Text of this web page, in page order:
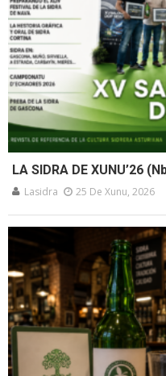
LA SIDRA DE XUNU’26
Lasidra 25 De Xunu, 2026